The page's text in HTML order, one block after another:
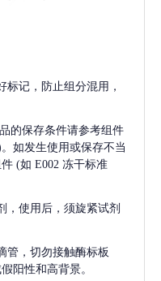
标记，防止组分混用，
的保存条件请参考组件
如发生使用或保存不当
(如 E002 冻干标准
，使用后，须旋紧试剂
管，切勿接触酶标板
阳性和高背景。